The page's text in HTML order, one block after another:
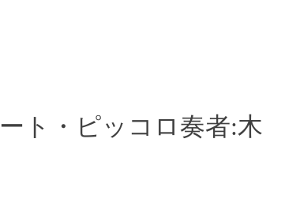
ト・ピッコロ奏者:木